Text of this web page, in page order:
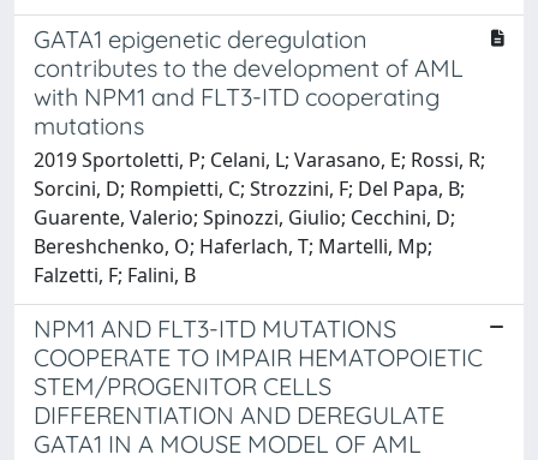
GATA1 epigenetic deregulation
contributes to the development of AML
with NPM1 and FLT3-ITD cooperating
mutations
2019 Sportoletti, P; Celani, L; Varasano, E; Rossi, R;
Sorcini, D; Rompietti, C; Strozzini, F; Del Papa, B;
Guarente, Valerio; Spinozzi, Giulio; Cecchini, D;
Bereshchenko, O; Haferlach, T; Martelli, Mp;
Falzetti, F; Falini, B
NPM1 AND FLT3-ITD MUTATIONS
COOPERATE TO IMPAIR HEMATOPOIETIC
STEM/PROGENITOR CELLS
DIFFERENTIATION AND DEREGULATE
GATA1 IN A MOUSE MODEL OF AML